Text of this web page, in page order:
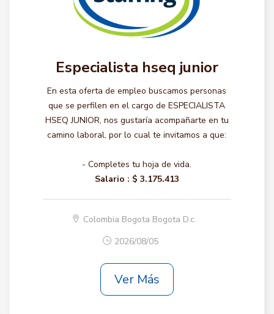
Especialista hseq junior
En esta oferta de empleo buscamos personas
que se perfilen en el cargo de ESPECIALISTA
HSEQ JUNIOR, nos gustaría acompañarte en tu
camino laboral, por lo cual te invitamos a que:
- Completes tu hoja de vida.
Salario : $ 3.175.413
Colombia Bogota Bogota D.c.
2026/08/05
Ver Más